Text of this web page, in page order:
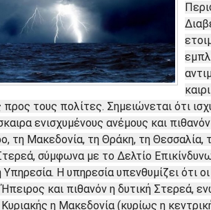
τους πολίτες. Σημειώνεται ότι
ενισχυμένους ανέμους και
τη Μακεδονία, τη Θράκη, τη Θεσσαλία,
σύμφωνα με το Δελτίο
Η υπηρεσία υπενθυμίζει ότι
Ήπειρος και πιθανόν η δυτική Στερεά,
η Μακεδονία (κυρίως η